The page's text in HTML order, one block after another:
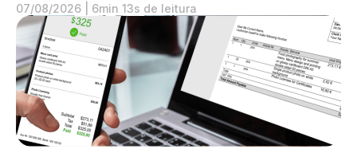
07/08/2026 6min 13s de leitura